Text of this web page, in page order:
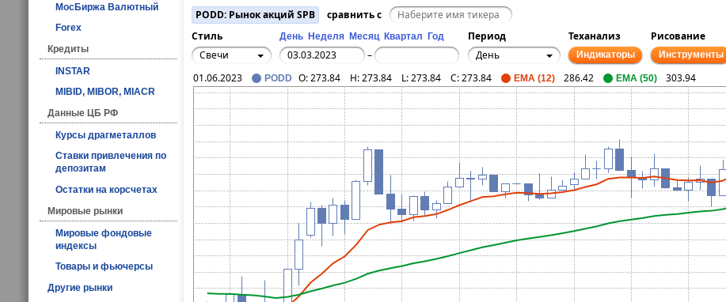
МосБиржа Валютный
Forex
Кредиты
INSTAR
MIBID, MIBOR, MIACR
Данные ЦБ РФ
Курсы драгметаллов
Ставки привлечения по
депозитам
Остатки на корсчетах
Мировые рынки
Мировые фондовые
индексы
Товары и фьючерсы
Другие рынки
PODD: Рынок акций SPB
сравнить с
Стиль
День Неделя Месяц Квартал Год Период Теханализ Рисование
Свечи
– День Индикаторы Инструменты
01.06.2023 PODD O:273.84 H:273.84 L:273.84 C:273.84 EMA (12) 286.42 EMA (50) 303.94